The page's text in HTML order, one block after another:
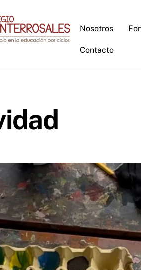
Nosotros
Contacto